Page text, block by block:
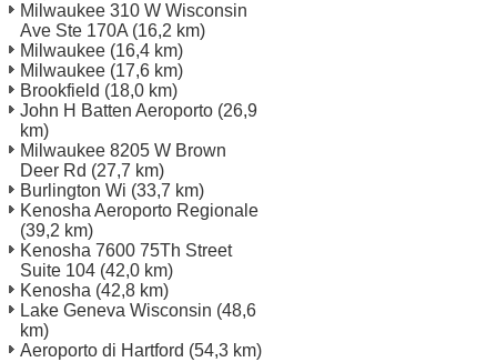
Milwaukee 310 W Wisconsin
Ave Ste 170A(16,2 km)
Milwaukee (16,4 km)
Milwaukee (17,6 km)
Brookfield (18,0 km)
John H Batten Aeroporto (26,9
km)
Milwaukee 8205 W Brown
Deer Rd (27,7 km)
Burlington Wi (33,7 km)
Kenosha Aeroporto Regionale
(39,2 km)
Kenosha 7600 75Th Street
Suite 104 (42,0 km)
Kenosha (42,8 km)
Lake Geneva Wisconsin (48,6
km)
Aeroporto di Hartford (54,3 km)